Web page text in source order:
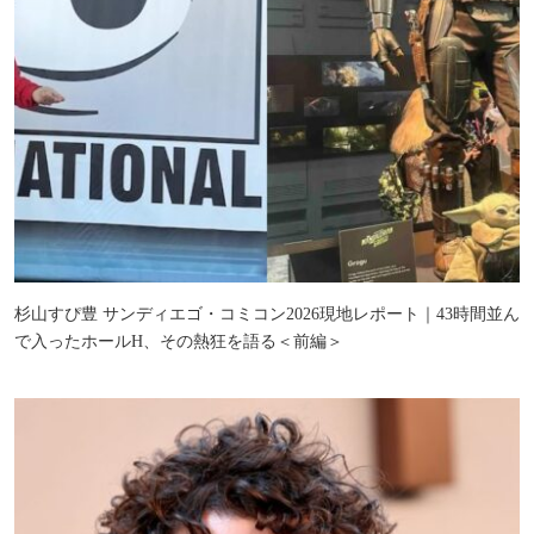
杉山すぴ豊 サンディエゴ・コミコン2026現地レポート｜43時間並ん
で入ったホールH、その熱狂を語る＜前編＞